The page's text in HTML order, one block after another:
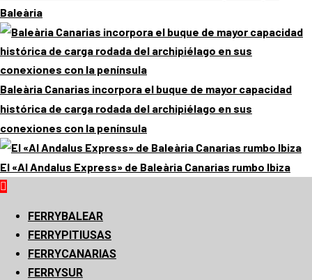
Baleària
Baleària Canarias incorpora el buque de mayor capacidad
histórica de carga rodada del archipiélago en sus
conexiones con la península
El «Al Andalus Express» de Baleària Canarias rumbo Ibiza
FERRYBALEAR
FERRYPITIUSAS
FERRYCANARIAS
FERRYSUR